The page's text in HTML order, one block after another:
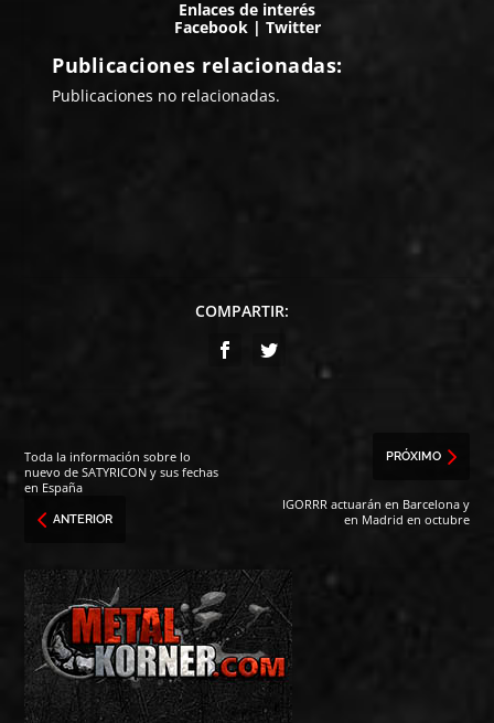
Enlaces de interés
Facebook| Twitter
Publicaciones relacionadas:
Publicaciones no relacionadas.
COMPARTIR:
Toda la información sobre lo
nuevo de SATYRICON y sus fechas
en España
ANTERIOR
PRÓXIMO
IGORRR actuarán en Barcelona y
en Madrid en octubre